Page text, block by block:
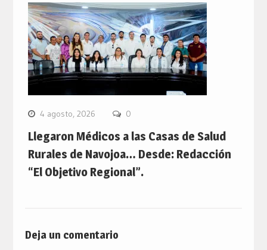
4 agosto, 2026 0
Llegaron Médicos a las Casas de Salud
Rurales de Navojoa… Desde: Redacción
“El Objetivo Regional”.
Deja un comentario